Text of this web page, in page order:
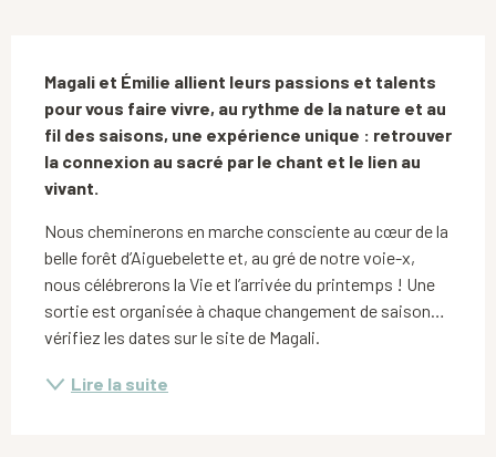
Magali et Émilie allient leurs passions et talents
pour vous faire vivre, au rythme de la nature et au
fil des saisons, une expérience unique : retrouver
la connexion au sacré par le chant et le lien au
vivant.
Nous cheminerons en marche consciente au cœur de la
belle forêt d’Aiguebelette et, au gré de notre voie-x,
nous célébrerons la Vie et l’arrivée du printemps ! Une
sortie est organisée à chaque changement de saison…
vérifiez les dates sur le site de Magali.
Lire la suite